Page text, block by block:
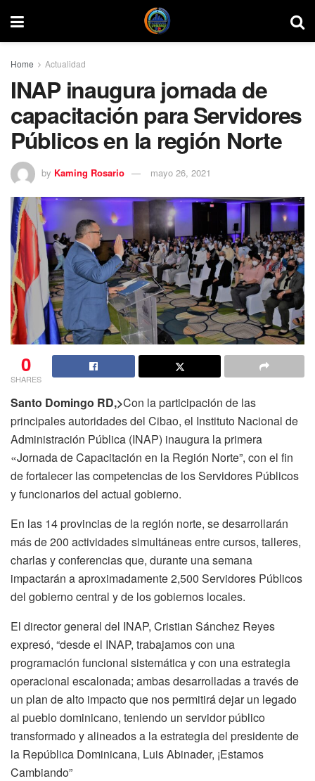
Home Actualidad
INAP inaugura jornada de
capacitación para Servidores
Públicos en la región Norte
by Kaming Rosario mayo 26, 2021
0
SHARES
Santo Domingo RD,>Con la participación de las
principales autoridades del Cibao, el Instituto Nacional de
Administración Pública (INAP) inaugura la primera
«Jornada de Capacitación en la Región Norte”, con el fin
de fortalecer las competencias de los Servidores Públicos
y funcionarios del actual gobierno.
En las 14 provincias de la región norte, se desarrollarán
más de 200 actividades simultáneas entre cursos, talleres,
charlas y conferencias que, durante una semana
impactarán a aproximadamente 2,500 Servidores Públicos
del gobierno central y de los gobiernos locales.
El director general del INAP, Cristian Sánchez Reyes
expresó, “desde el INAP, trabajamos con una
programación funcional sistemática y con una estrategia
operacional escalonada; ambas desarrolladas a través de
un plan de alto impacto que nos permitirá dejar un legado
al pueblo dominicano, teniendo un servidor público
transformado y alineados a la estrategia del presidente de
la República Dominicana, Luis Abinader, ¡Estamos
Cambiando”